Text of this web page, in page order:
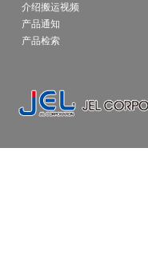
介绍搬运视频
产品通知
产品检索